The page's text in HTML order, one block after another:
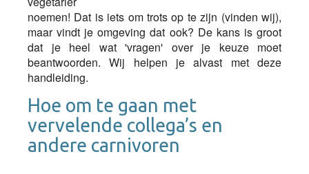
noemen! Dat is iets om trots op te zijn (vinden wij),
maar vindt je omgeving dat ook? De kans is groot
dat je heel wat 'vragen' over je keuze moet
beantwoorden. Wij helpen je alvast met deze
handleiding.
Hoe om te gaan met
vervelende collega’s en
andere carnivoren